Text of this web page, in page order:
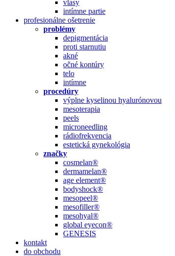
vlasy
intímne partie
profesionálne ošetrenie
problémy
depigmentácia
proti starnutiu
akné
očné kontúry
telo
intímne
procedúry
výplne kyselinou hyalurónovou
mesoterapia
peels
microneedling
rádiofrekvencia
estetická gynekológia
značky
cosmelan®
dermamelan®
age element®
bodyshock®
mesopeel®
mesofiller®
mesohyal®
global eyecon®
GENESIS
kontakt
do obchodu